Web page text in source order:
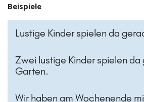
Beispiele
Lustige Kinder spielen da
Zwei lustige Kinder spielen da
Garten.
Wir haben am Wochenende